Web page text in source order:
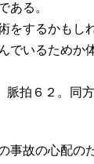
ある。
をするかもし
でいるためか
脈拍６２。同方
事故の心配の